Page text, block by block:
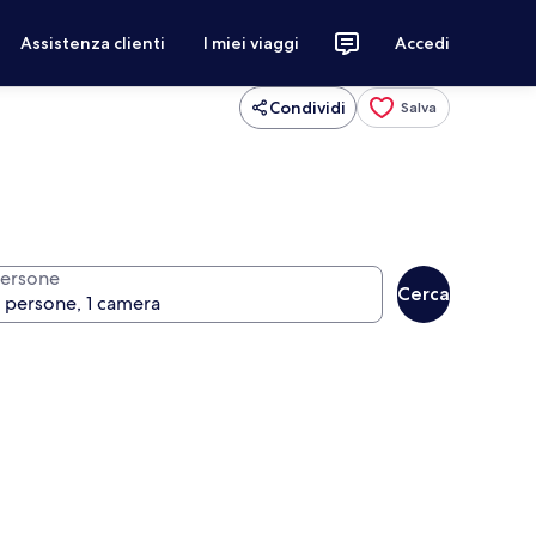
Assistenza clienti I miei viaggi Accedi
Condividi Salva
Cerca